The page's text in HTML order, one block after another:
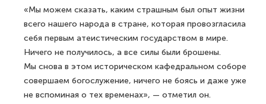
«Мы можем сказать, каким страшным был опыт жизни
всего нашего народа в стране, которая провозгласила
себя первым атеистическим государством в мире.
Ничего не получилось, а все силы были брошены.
Мы снова в этом историческом кафедральном соборе
совершаем богослужение, ничего не боясь и даже уже
не вспоминая о тех временах», — отметил он.